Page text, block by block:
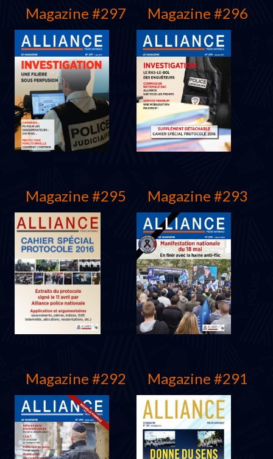
Décembre 2017 Septembre 2017
Magazine #297
Juin 2017
Magazine #296
Janvier 2017
Magazine #295 Magazine #293
Magazine #292 Magazine #291